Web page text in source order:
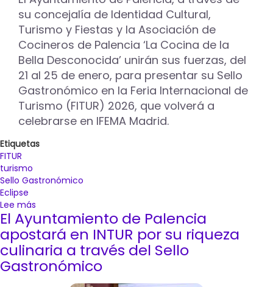
lema
"Un
placer
desconocido"
su concejalía de Identidad Cultural,
Turismo y Fiestas y la Asociación de
Cocineros de Palencia ‘La Cocina de la
Bella Desconocida’ unirán sus fuerzas, del
21 al 25 de enero, para presentar su Sello
Gastronómico en la Feria Internacional de
Turismo (FITUR) 2026, que volverá a
celebrarse en IFEMA Madrid.
Etiquetas
FITUR
turismo
Sello Gastronómico
Eclipse
Lee más
El
Sello
Gastronómico
potenciará
la
El Ayuntamiento de Palencia
apostará en INTUR por su riqueza
culinaria a través del Sello
Gastronómico